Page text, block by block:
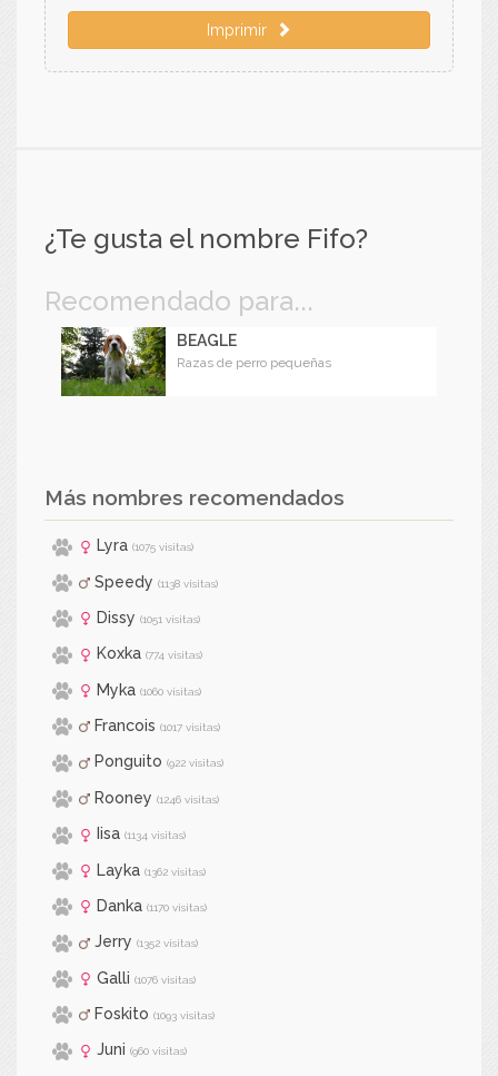
Imprimir
¿Te gusta el nombre Fifo?
Recomendado para...
BEAGLE
Razas de perro pequeñas
Más nombres recomendados
Lyra (1075 visitas)
Speedy (1138 visitas)
Dissy (1051 visitas)
Koxka (774 visitas)
Myka (1060 visitas)
Francois (1017 visitas)
Ponguito (922 visitas)
Rooney (1246 visitas)
Iisa (1134 visitas)
Layka (1362 visitas)
Danka (1170 visitas)
Jerry (1352 visitas)
Galli (1076 visitas)
Foskito (1093 visitas)
Juni (960 visitas)